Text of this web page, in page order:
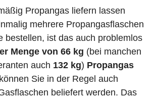
Propangas liefern lassen
mehrere Propangasflaschen
bestellen, ist das auch problemlos
Menge von 66 kg (bei manchen
auch 132 kg) Propangas
Sie in der Regel auch
beliefert werden. Das